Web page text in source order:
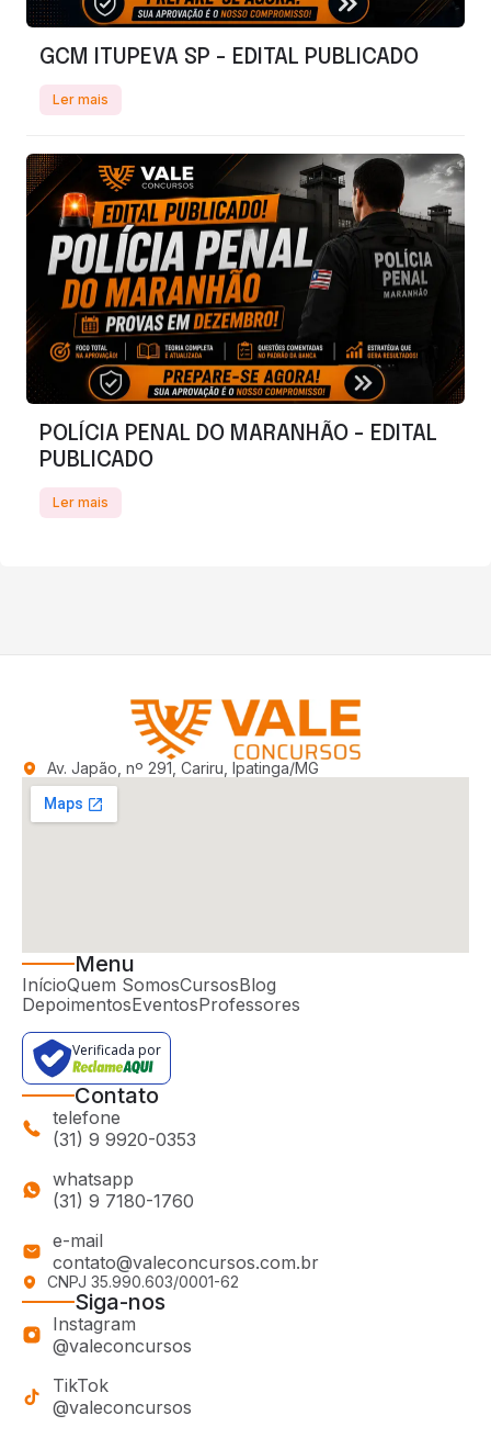
GCM ITUPEVA SP - EDITAL PUBLICADO
Ler mais
POLÍCIA PENAL DO MARANHÃO - EDITAL
PUBLICADO
Ler mais
Av. Japão, nº 291, Cariru, Ipatinga/MG
Menu
InícioQuem SomosCursosBlog
DepoimentosEventosProfessores
Verificada por
Contato
telefone
(31) 9 9920-0353
whatsapp
(31) 9 7180-1760
e-mail
contato@valeconcursos.com.br
CNPJ 35.990.603/0001-62
Siga-nos
Instagram
@valeconcursos
TikTok
@valeconcursos